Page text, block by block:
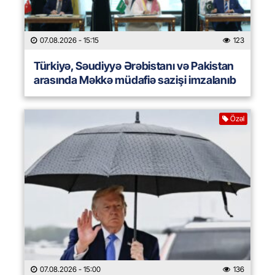
07.08.2026 - 15:15 123
Türkiyə, Səudiyyə Ərəbistanı və Pakistan
arasında Məkkə müdafiə sazişi imzalanıb
Özəl
07.08.2026 - 15:00 136